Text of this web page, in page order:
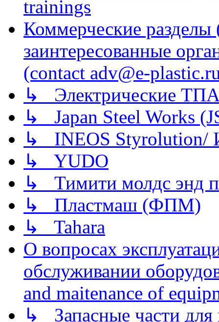
trainings
Коммерческие
заинтересованные
(contact adv@e-
↳ Электрические
↳ Japan Steel Works
↳ INEOS
↳ YUDO
↳ Тимити молдс энд
↳ Пластмаш (ФПМ)
↳ Tahara
О вопросах
обслуживании
and maitenance of
↳ Запасные части для